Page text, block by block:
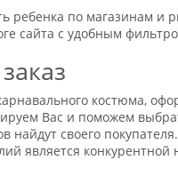
ребенка по магазинам и
сайта с удобным
костюма,
Вас и поможем
найдут своего
является